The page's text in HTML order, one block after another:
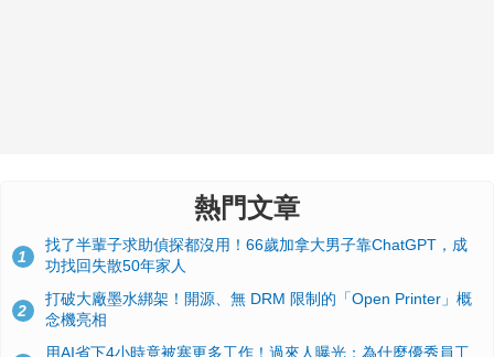
熱門文章
1
找了半輩子求助偵探都沒用！66歲加拿大男子靠ChatGPT，成
功找回失散50年家人
2
打破大廠墨水綁架！開源、無 DRM 限制的「Open Printer」概
念機亮相
用AI省下4小時竟被塞更多工作！過來人曝光：為什麼優秀員工